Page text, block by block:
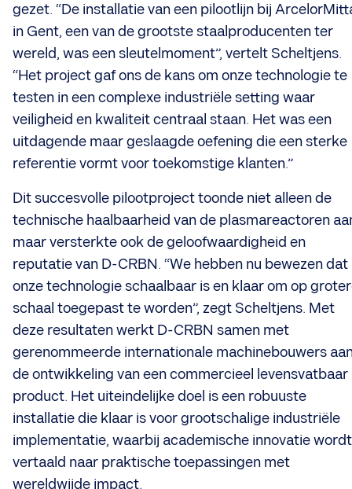
gezet. “De installatie van een pilootlijn bij
in Gent, een van de grootste staalproducenten ter
wereld, was een sleutelmoment”, vertelt Scheltjens.
“Het project gaf ons de kans om onze technologie te
testen in een complexe industriële setting waar
veiligheid en kwaliteit centraal staan. Het was een
uitdagende maar geslaagde oefening die een sterke
referentie vormt voor toekomstige klanten.”
Dit succesvolle pilootproject toonde niet alleen de
technische haalbaarheid van de plasmareactoren
maar versterkte ook de geloofwaardigheid en
reputatie van D-CRBN. “We hebben nu bewezen dat
onze technologie schaalbaar is en klaar om op
schaal toegepast te worden”, zegt Scheltjens. Met
deze resultaten werkt D-CRBN samen met
gerenommeerde internationale machinebouwers
de ontwikkeling van een commercieel levensvatbaar
product. Het uiteindelijke doel is een robuuste
installatie die klaar is voor grootschalige industriële
implementatie, waarbij academische innovatie wordt
vertaald naar praktische toepassingen met
wereldwijde impact.